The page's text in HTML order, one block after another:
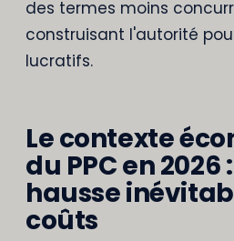
des termes moins
construisant l'autorité
lucratifs.
Le contexte
du PPC en 2026
hausse
coûts